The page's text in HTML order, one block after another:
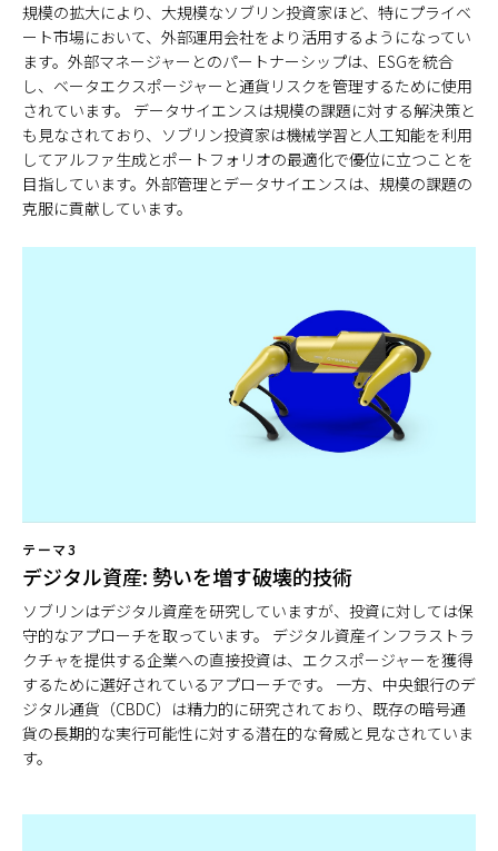
規模の拡大により、大規模なソブリン投資家ほど、特にプライベ
ート市場において、外部運用会社をより活用するようになってい
ます。外部マネージャーとのパートナーシップは、ESGを統合
し、ベータエクスポージャーと通貨リスクを管理するために使用
されています。 データサイエンスは規模の課題に対する解決策と
も見なされており、ソブリン投資家は機械学習と人工知能を利用
してアルファ生成とポートフォリオの最適化で優位に立つことを
目指しています。外部管理とデータサイエンスは、規模の課題の
克服に貢献しています。
テーマ3
デジタル資産: 勢いを増す破壊的技術
ソブリンはデジタル資産を研究していますが、投資に対しては保
守的なアプローチを取っています。 デジタル資産インフラストラ
クチャを提供する企業への直接投資は、エクスポージャーを獲得
するために選好されているアプローチです。 一方、中央銀行のデ
ジタル通貨（CBDC）は精力的に研究されており、既存の暗号通
貨の長期的な実行可能性に対する潜在的な脅威と見なされていま
す。